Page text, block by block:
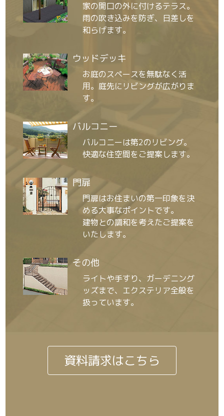
家の開口の外に付けるテラス。
雨の吹き込みを防ぎ、日差しを
和らげます。
ウッドデッキ
お庭のスペースを無駄なく活
用。庭先にリビングが広がりま
す。
バルコニー
バルコニーは第2のリビング。
快適な住空間をご提案します。
門扉
門扉はお住まいの第一印象を決
める大事なポイントです。
建物との調和を考えたご提案を
いたします。
その他
ライトや手すり、ガーデニング
ッズまで、エクステリア全般を
扱っています。
資料請求はこちら